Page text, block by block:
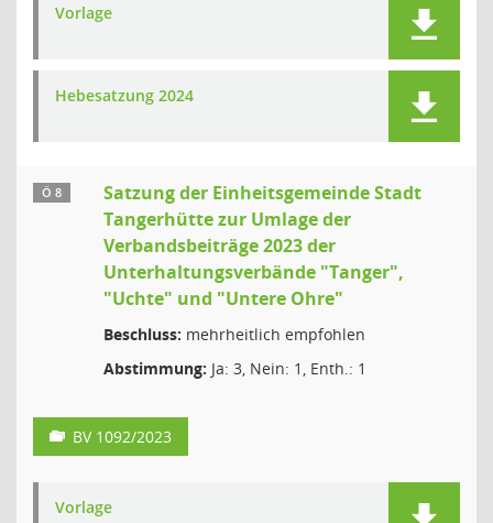
Vorlage
Hebesatzung 2024
Ö 8
Satzung der Einheitsgemeinde Stadt
Tangerhütte zur Umlage der
Verbandsbeiträge 2023 der
Unterhaltungsverbände "Tanger",
"Uchte" und "Untere Ohre"
Beschluss: mehrheitlich empfohlen
Abstimmung: Ja: 3, Nein: 1, Enth.: 1
BV 1092/2023
Vorlage